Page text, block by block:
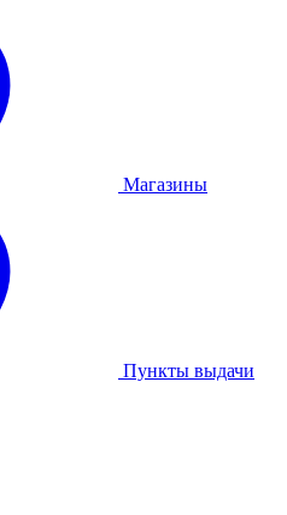
Магазины
Пункты выдачи